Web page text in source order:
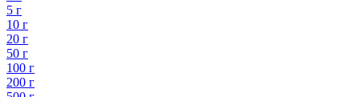
5 г
10 г
20 г
50 г
100 г
200 г